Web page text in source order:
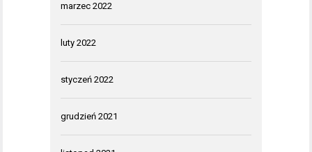
marzec 2022
luty 2022
styczeń 2022
grudzień 2021